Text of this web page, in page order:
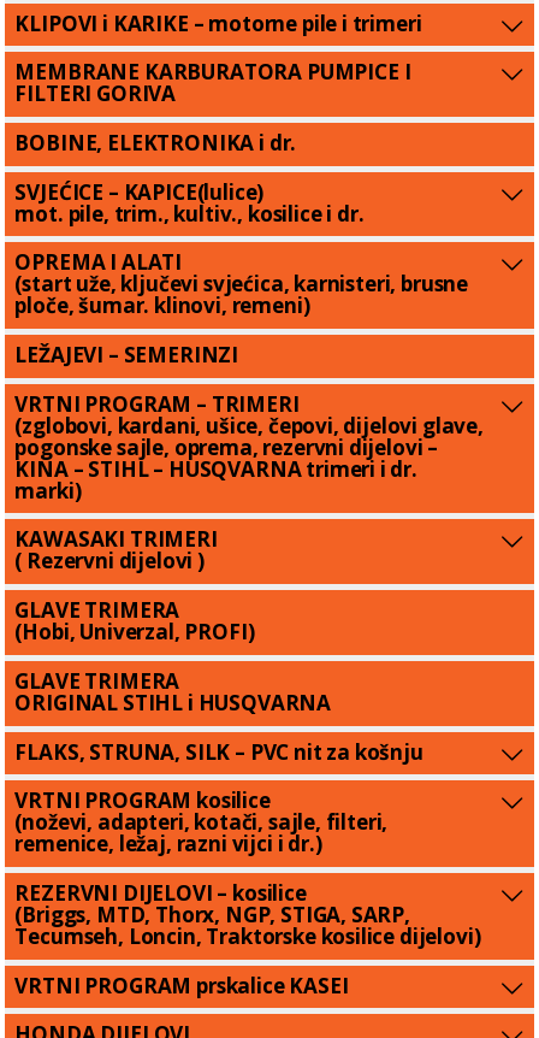
KLIPOVI i KARIKE – motorne pile i trimeri
MEMBRANE KARBURATORA PUMPICE I
FILTERI GORIVA
BOBINE, ELEKTRONIKA i dr.
SVJEĆICE – KAPICE(lulice)
mot. pile, trim., kultiv., kosilice i dr.
OPREMA I ALATI
(start uže, ključevi svjećica, karnisteri, brusne
ploče, šumar. klinovi, remeni)
LEŽAJEVI – SEMERINZI
VRTNI PROGRAM – TRIMERI
(zglobovi, kardani, ušice, čepovi, dijelovi glave,
pogonske sajle, oprema, rezervni dijelovi –
KINA – STIHL – HUSQVARNA trimeri i dr.
marki)
KAWASAKI TRIMERI
( Rezervni dijelovi )
GLAVE TRIMERA
(Hobi, Univerzal, PROFI)
GLAVE TRIMERA
ORIGINAL STIHL i HUSQVARNA
FLAKS, STRUNA, SILK – PVC nit za košnju
VRTNI PROGRAM kosilice
(noževi, adapteri, kotači, sajle, filteri,
remenice, ležaj, razni vijci i dr.)
REZERVNI DIJELOVI – kosilice
(Briggs, MTD, Thorx, NGP, STIGA, SARP,
Tecumseh, Loncin, Traktorske kosilice dijelovi)
VRTNI PROGRAM prskalice KASEI